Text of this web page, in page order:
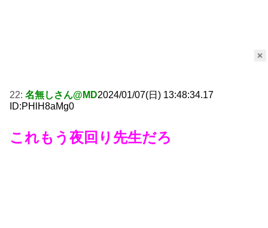
×
22: 名無しさん@MD2024/01/07(日) 13:48:34.17
ID:PHlH8aMg0
これもう夜回り先生だろ